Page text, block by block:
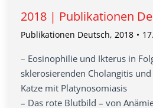
2018 | Publikationen
Publikationen Deutsch, 2018
– Eosinophilie und Ikterus in
sklerosierenden Cholangitis
Katze mit Platynosomiasis
– Das rote Blutbild – von